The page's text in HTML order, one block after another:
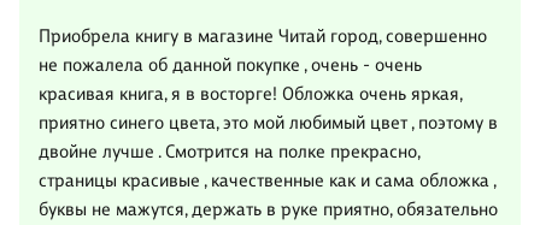
Приобрела книгу в магазине Читай город, совершенно
не пожалела об данной покупке , очень - очень
красивая книга, я в восторге! Обложка очень яркая,
приятно синего цвета, это мой любимый цвет , поэтому в
двойне лучше . Смотрится на полке прекрасно,
страницы красивые , качественные как и сама обложка ,
буквы не мажутся, держать в руке приятно, обязательно